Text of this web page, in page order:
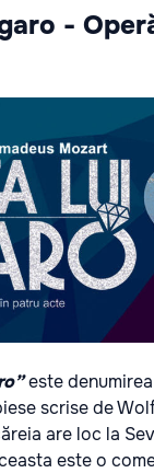
-
este
scrise de
are loc la
este o